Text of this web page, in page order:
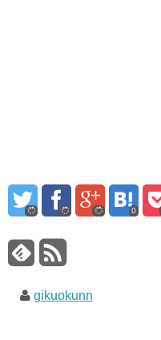
0
gikuokunn